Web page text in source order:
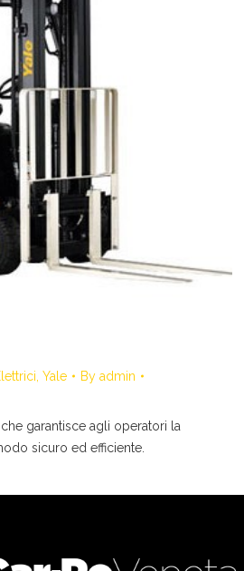
Yale By admin
garantisce agli operatori la
sicuro ed efficiente.